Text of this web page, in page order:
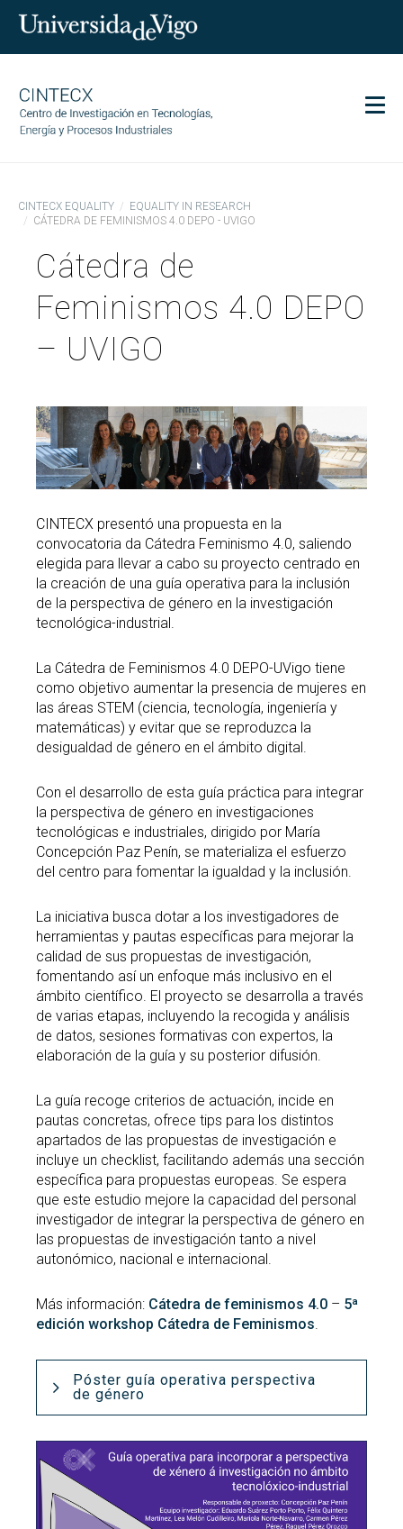
Research
Services
Science and society
Communication
Equality
GL ES Search
Search
for:
SEARCH
TwitterInstagramYoutubeLinkedin
CINTECX EQUALITY
EQUALITY IN RESEARCH
CÁTEDRA DE FEMINISMOS 4.0 DEPO - UVIGO
Cátedra de
Feminismos 4.0 DEPO
– UVIGO
CINTECX presentó una propuesta en la
convocatoria da Cátedra Feminismo 4.0, saliendo
elegida para llevar a cabo su proyecto centrado en
la creación de una guía operativa para la inclusión
de la perspectiva de género en la investigación
tecnológica-industrial.
La Cátedra de Feminismos 4.0 DEPO-UVigo tiene
como objetivo aumentar la presencia de mujeres en
las áreas STEM (ciencia, tecnología, ingeniería y
matemáticas) y evitar que se reproduzca la
desigualdad de género en el ámbito digital.
Con el desarrollo de esta guía práctica para integrar
la perspectiva de género en investigaciones
tecnológicas e industriales, dirigido por María
Concepción Paz Penín, se materializa el esfuerzo
del centro para fomentar la igualdad y la inclusión.
La iniciativa busca dotar a los investigadores de
herramientas y pautas específicas para mejorar la
calidad de sus propuestas de investigación,
fomentando así un enfoque más inclusivo en el
ámbito científico. El proyecto se desarrolla a través
de varias etapas, incluyendo la recogida y análisis
de datos, sesiones formativas con expertos, la
elaboración de la guía y su posterior difusión.
La guía recoge criterios de actuación, incide en
pautas concretas, ofrece tips para los distintos
apartados de las propuestas de investigación e
incluye un checklist, facilitando además una sección
específica para propuestas europeas. Se espera
que este estudio mejore la capacidad del personal
investigador de integrar la perspectiva de género en
las propuestas de investigación tanto a nivel
autonómico, nacional e internacional.
Más información: Cátedra de feminismos 4.0 – 5ª
edición workshop Cátedra de Feminismos.
Póster guía operativa perspectiva
de género